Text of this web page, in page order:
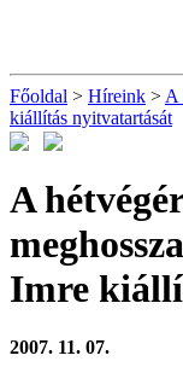
Főoldal > Híreink > A
kiállítás nyitvatartását
A
Imre
2007. 11. 07.